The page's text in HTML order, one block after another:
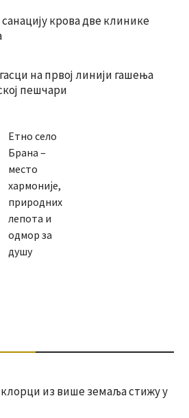
крова две клинике
на првој линији гашења
пешчари
Етно село
Брана –
место
хармоније,
природних
лепота и
одмор за
душу
из више земаља стижу у